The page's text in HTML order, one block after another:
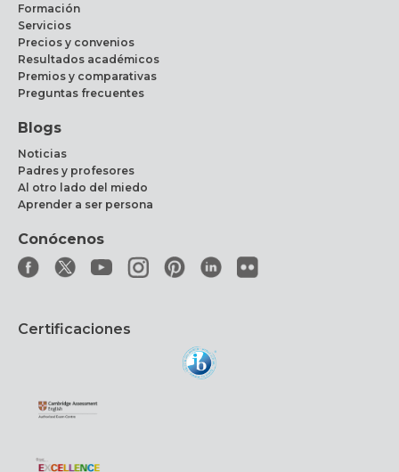
Formación
Servicios
Precios y convenios
Resultados académicos
Premios y comparativas
Preguntas frecuentes
Blogs
Noticias
Padres y profesores
Al otro lado del miedo
Aprender a ser persona
Conócenos
Certificaciones